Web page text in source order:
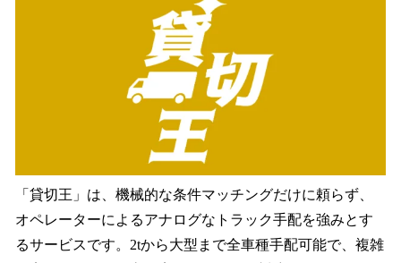
「貸切王」は、機械的な条件マッチングだけに頼らず、
オペレーターによるアナログなトラック手配を強みとす
るサービスです。2tから大型まで全車種手配可能で、複雑